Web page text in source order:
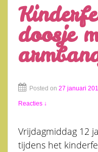
doosje
Posted on 27 januari
Reacties ↓
Vrijdagmiddag 12
tijdens het